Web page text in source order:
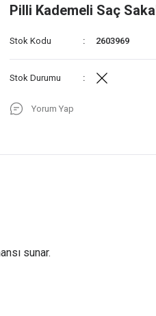
Pilli Kademeli Saç
Stok Kodu 2603969
Stok Durumu
Yorum Yap
sunar.